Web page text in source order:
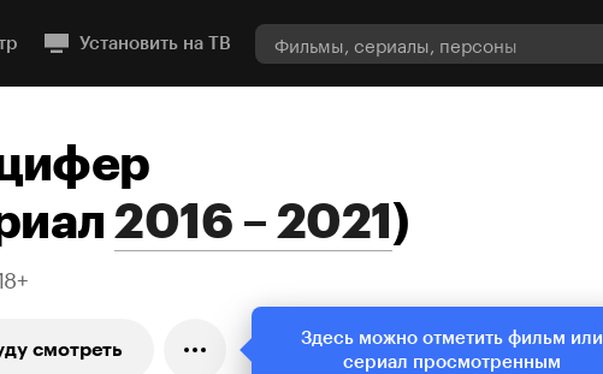
Установить на ТВ
2016 – 2021)
смотреть
Здесь можно отметить фильм или
сериал просмотренным